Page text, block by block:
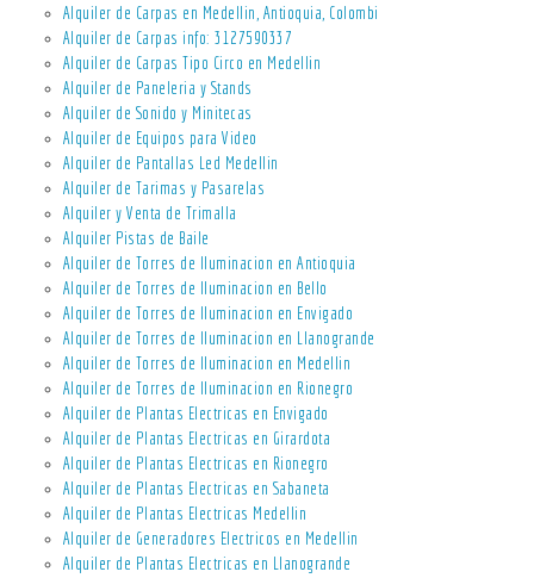
Alquiler de Carpas en Medellin, Antioquia, Colombi
Alquiler de Carpas info: 3127590337
Alquiler de Carpas Tipo Circo en Medellin
Alquiler de Paneleria y Stands
Alquiler de Sonido y Minitecas
Alquiler de Equipos para Video
Alquiler de Pantallas Led Medellin
Alquiler de Tarimas y Pasarelas
Alquiler y Venta de Trimalla
Alquiler Pistas de Baile
Alquiler de Torres de Iluminacion en Antioquia
Alquiler de Torres de Iluminacion en Bello
Alquiler de Torres de Iluminacion en Envigado
Alquiler de Torres de Iluminacion en Llanogrande
Alquiler de Torres de Iluminacion en Medellin
Alquiler de Torres de Iluminacion en Rionegro
Alquiler de Plantas Electricas en Envigado
Alquiler de Plantas Electricas en Girardota
Alquiler de Plantas Electricas en Rionegro
Alquiler de Plantas Electricas en Sabaneta
Alquiler de Plantas Electricas Medellin
Alquiler de Generadores Electricos en Medellin
Alquiler de Plantas Electricas en Llanogrande